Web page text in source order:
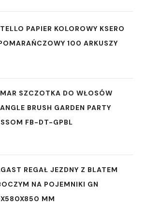
PAPIER KOLOROWY KSERO
100 ARKUSZY
SZCZOTKA DO WŁOSÓW
BRUSH GARDEN PARTY
FB-DT-GPBL
REGAŁ JEZDNY Z BLATEM
NA POJEMNIKI GN
MM